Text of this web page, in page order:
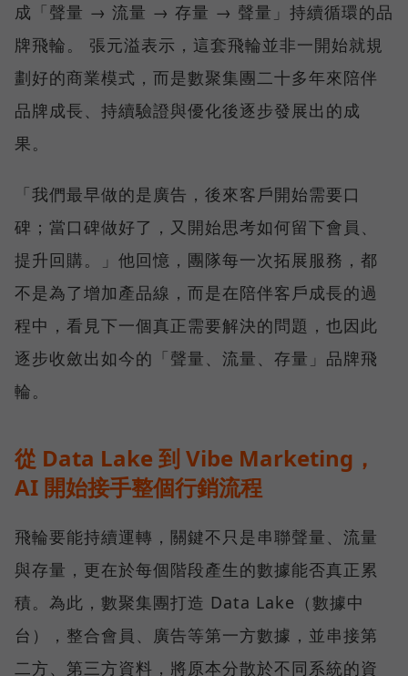
成「聲量 → 流量 → 存量 → 聲量」持續循環的品
牌飛輪。 張元溢表示，這套飛輪並非一開始就規
劃好的商業模式，而是數聚集團二十多年來陪伴
品牌成長、持續驗證與優化後逐步發展出的成
果。
「我們最早做的是廣告，後來客戶開始需要口
碑；當口碑做好了，又開始思考如何留下會員、
提升回購。」他回憶，團隊每一次拓展服務，都
不是為了增加產品線，而是在陪伴客戶成長的過
程中，看見下一個真正需要解決的問題，也因此
逐步收斂出如今的「聲量、流量、存量」品牌飛
輪。
從 Data Lake 到 Vibe Marketing，
AI 開始接手整個行銷流程
飛輪要能持續運轉，關鍵不只是串聯聲量、流量
與存量，更在於每個階段產生的數據能否真正累
積。為此，數聚集團打造 Data Lake（數據中
台），整合會員、廣告等第一方數據，並串接第
二方、第三方資料，將原本分散於不同系統的資